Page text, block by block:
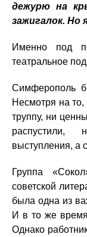
дежурю на
зажигалок. Но
Именно под
театральное
Симферополь
Несмотря на то,
труппу, ни
распустили,
выступления, а
Группа
советской
была одна из
И в то же
Однако